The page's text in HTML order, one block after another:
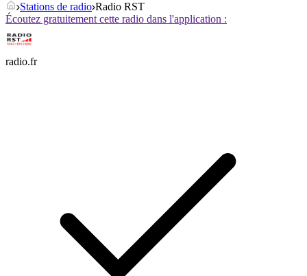
Stations de radio Radio RST
Écoutez gratuitement cette radio dans l'application :
radio.fr